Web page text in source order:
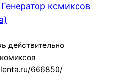
Генератор комиксов
действительно
666850/